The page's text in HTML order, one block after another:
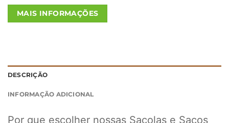
MAIS INFORMAÇÕES
DESCRIÇÃO
INFORMAÇÃO ADICIONAL
Por que escolher nossas Sacolas e Sacos